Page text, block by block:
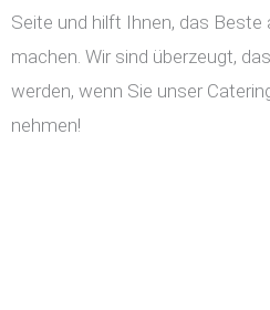
Seite und hilft Ihnen, das Beste
machen. Wir sind überzeugt,
werden, wenn Sie unser
nehmen!